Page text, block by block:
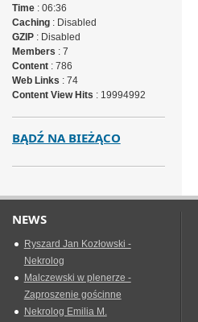
Time: 06:36
Caching: Disabled
GZIP: Disabled
Members : 7
Content: 786
Web Links : 74
Content View Hits : 19994992
BĄDŹ NA BIEŻĄCO
NEWS
Ryszard Jan Kozłowski -
Nekrolog
Malczewski w plenerze -
Zaproszenie gościnne
Nekrolog Emilia M.